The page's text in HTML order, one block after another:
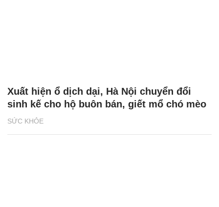
SỨC KHỎE
Xuất hiện ổ dịch dại, Hà Nội chuyển đổi
sinh kế cho hộ buôn bán, giết mổ chó mèo